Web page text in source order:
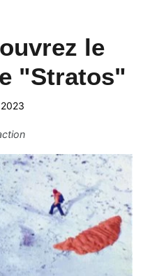
le
"Stratos"